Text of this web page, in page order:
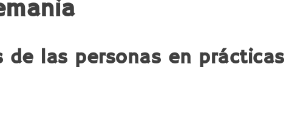
de las personas en prácticas